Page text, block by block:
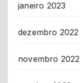
janeiro 2023
dezembro 2022
novembro 2022